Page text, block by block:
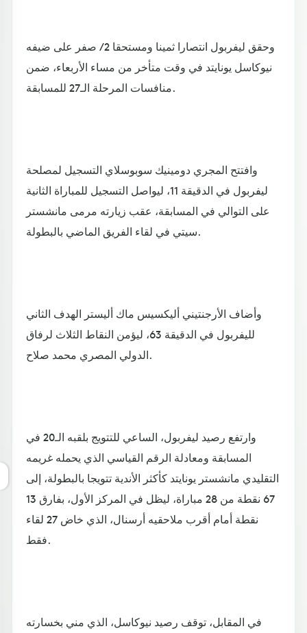
وحقق ليفربول انتصارا ثمينا ومستحقا 2 / صفر على ضيفه
نيوكاسل يونايتد في وقت متأخر من مساء الأربعاء، ضمن
منافسات المرحلة الـ27 للمسابقة.
وافتتح المجري دومينيك سوبوسلاي التسجيل لمصلحة
ليفربول في الدقيقة 11، ليواصل التسجيل للمباراة الثانية
على التوالي في المسابقة، عقب زيارته مرمى مانشستر
سيتي في لقاء الفريق الماضي بالبطولة.
وأضاف الأرجنتيني أليكسيس ماك أليستر الهدف الثاني
لليفربول في الدقيقة 63، ليؤمن النقاط الثلاث لرفاق
الدولي المصري محمد صلاح.
وارتفع رصيد ليفربول، الساعي للتتويج بلقبه الـ20 في
المسابقة ومعادلة الرقم القياسي الذي يحمله غريمه
التقليدي مانشستر يونايتد كأكثر الأندية تتويجا بالبطولة، إلى
67 نقطة من 28 مباراة، ليظل في المركز الأول، بفارق 13
نقطة أمام أقرب ملاحقيه أرسنال، الذي خاض 27 لقاء
فقط.
في المقابل، توقف رصيد نيوكاسل، الذي مني بخسارته